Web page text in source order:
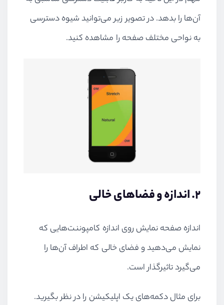
آن‌ها را بدهد. در تصویر زیر می‌توانید شیوه دسترسی
به نواحی مختلف صفحه را مشاهده کنید.
۲. اندازه و فضاهای خالی
اندازه صفحه نمایش روی اندازه کامپوننت‌هایی که
نمایش می‌دهید و فضای خالی که اطراف آن‌ها را
می‌گیرد تاثیرگذار است.
برای مثال دکمه‌های یک اپلیکیشن را در نظر بگیرید.